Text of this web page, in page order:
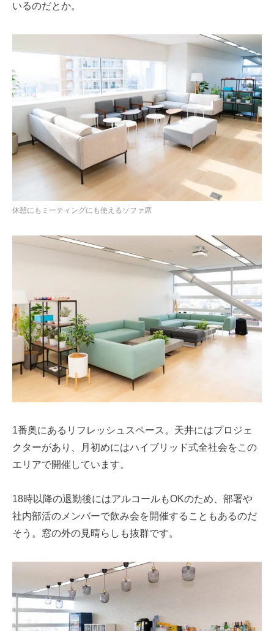
いるのだとか。
休憩にもミーティングにも使えるソファ席
1番奥にあるリフレッシュスペース。天井にはプロジェ
クターがあり、月初めにはハイブリッド式全社会をこの
エリアで開催しています。
18時以降の退勤後にはアルコールもOKのため、部署や
社内部活のメンバーで飲み会を開催することもあるのだ
そう。窓の外の見晴らしも抜群です。